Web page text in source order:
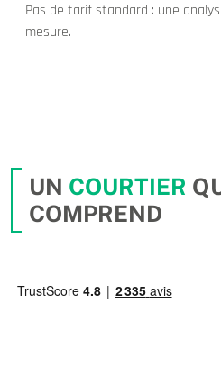
Pas de tarif standard : une
mesure.
UN COURTIER
COMPREND